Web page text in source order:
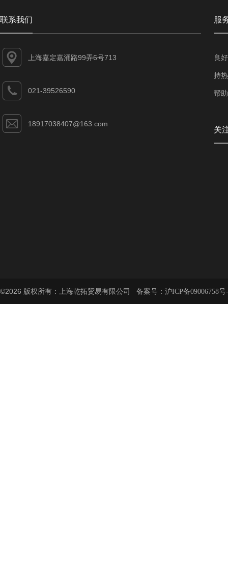
联系我们
上海嘉定嘉涌路99弄6号713
021-39526590
18917038407@163.com
服
良
持
帮
关
©2026 版权所有：上海乾拓贸易有限公司 备案号： 沪ICP备09006758号